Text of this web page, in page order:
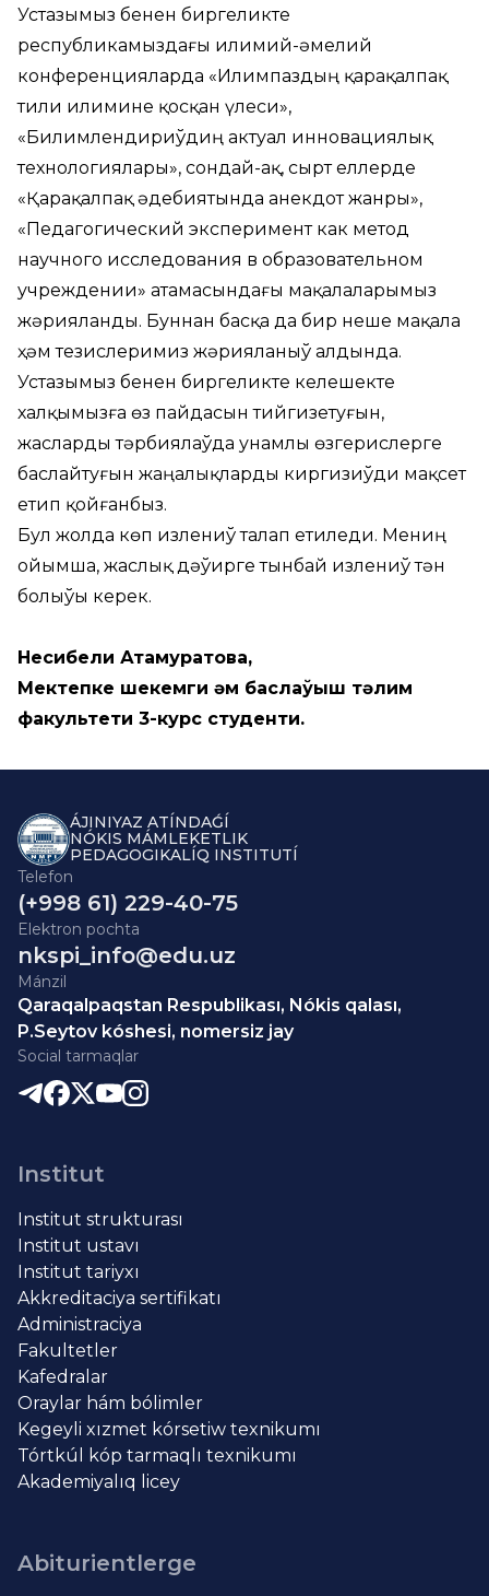
Устазымыз бенен биргеликте
республикамыздағы илимий-әмелий
конференцияларда «Илимпаздың қарақалпақ
тили илимине қосқан үлеси»,
«Билимлендириўдиң актуал инновациялық
технологиялары», сондай-ақ, сырт еллерде
«Қарақалпақ әдебиятында анекдот жанры»,
«Педагогический эксперимент как метод
научного исследования в образовательном
учреждении» атамасындағы мақалаларымыз
жәрияланды. Буннан басқа да бир неше мақала
ҳәм тезислеримиз жәрияланыў алдында.
Устазымыз бенен биргеликте келешекте
халқымызға өз пайдасын тийгизетуғын,
жасларды тәрбиялаўда унамлы өзгерислерге
баслайтуғын жаңалықларды киргизиўди мақсет
етип қойғанбыз.
Бул жолда көп излениў талап етиледи. Мениң
ойымша, жаслық дәўирге тынбай излениў тән
болыўы керек.
Несибели Атамуратова,
Мектепке шекемги ҳәм баслаўыш тәлим
факультети 3-курс студенти.
ÁJINIYAZ ATÍNDAǴÍ
NÓKIS MÁMLEKETLIK
PEDAGOGIKALÍQ INSTITUTÍ
Telefon
(+998 61) 229-40-75
Elektron pochta
nkspi_info@edu.uz
Mánzil
Qaraqalpaqstan Respublikası, Nókis qalası,
P.Seytov kóshesi, nomersiz jay
Social tarmaqlar
Institut
Institut strukturası
Institut ustavı
Institut tariyxı
Akkreditaciya sertifikatı
Administraciya
Fakultetler
Kafedralar
Oraylar hám bólimler
Kegeyli xızmet kórsetiw texnikumı
Tórtkúl kóp tarmaqlı texnikumı
Akademiyalıq licey
Abiturientlerge